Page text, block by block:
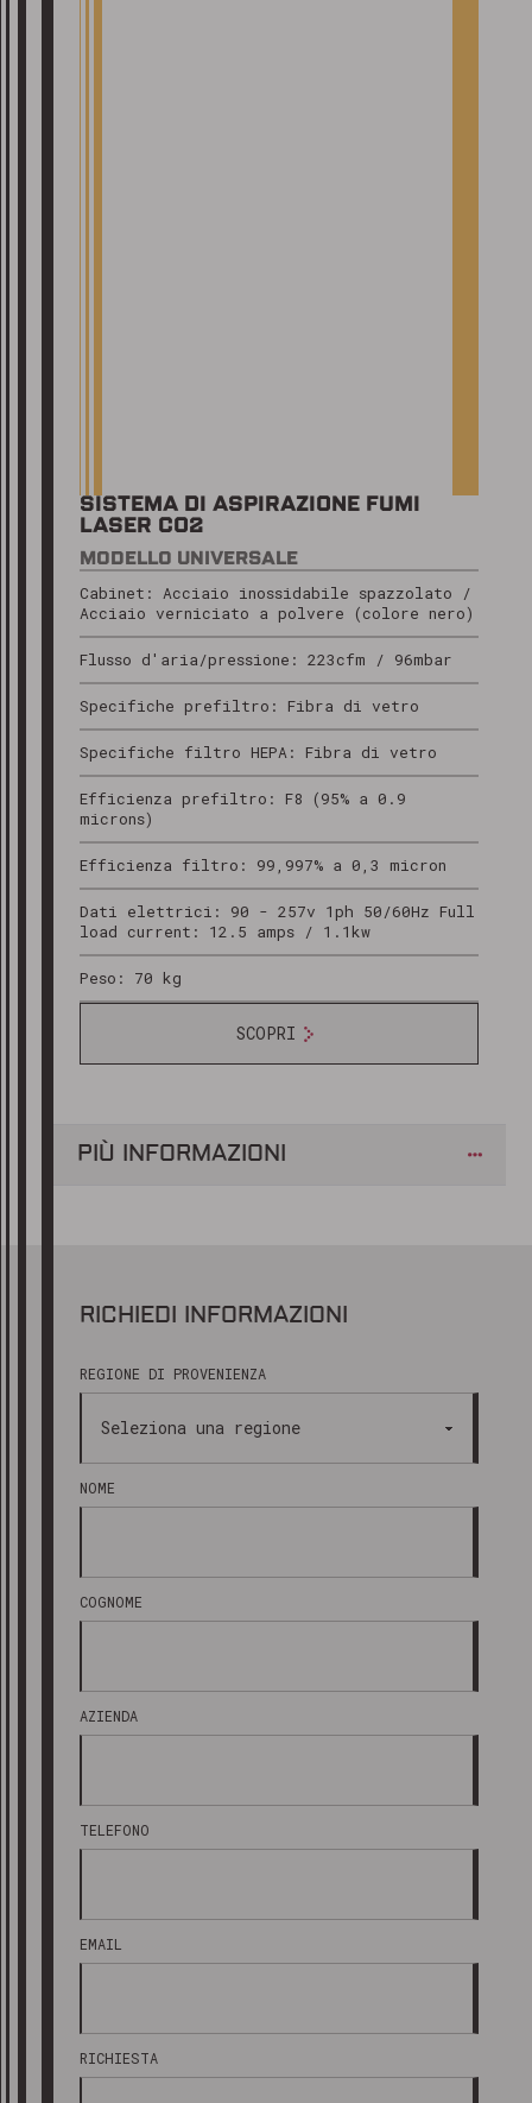
SISTEMA DI ASPIRAZIONE FUMI
LASER CO2
MODELLO UNIVERSALE
Cabinet: Acciaio inossidabile spazzolato /
Acciaio verniciato a polvere (colore nero)
Flusso d'aria/pressione: 223cfm / 96mbar
Specifiche prefiltro: Fibra di vetro
Specifiche filtro HEPA: Fibra di vetro
Efficienza prefiltro: F8 (95% a 0.9
microns)
Efficienza filtro: 99,997% a 0,3 micron
Dati elettrici: 90 - 257v 1ph 50/60Hz Full
load current: 12.5 amps / 1.1kw
Peso: 70 kg
SCOPRI
PIÙ INFORMAZIONI
RICHIEDI INFORMAZIONI
REGIONE DI PROVENIENZA
NOME
COGNOME
AZIENDA
TELEFONO
EMAIL
RICHIESTA